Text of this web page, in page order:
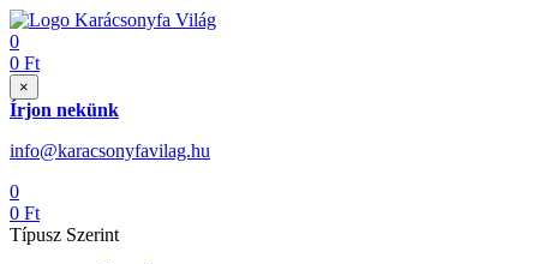
0
0 Ft
×
Írjon nekünk
info@karacsonyfavilag.hu
0
0 Ft
Típusz Szerint